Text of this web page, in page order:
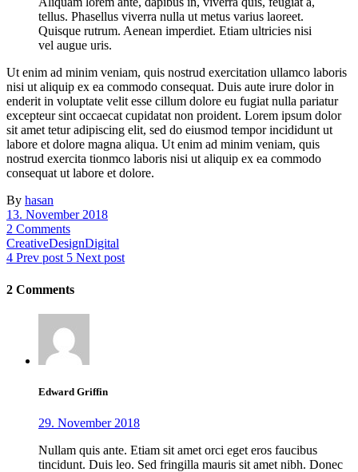
tellus. Phasellus viverra nulla ut metus varius laoreet.
Quisque rutrum. Aenean imperdiet. Etiam ultricies nisi
vel augue uris.
Ut enim ad minim veniam, quis nostrud exercitation ullamco laboris
nisi ut aliquip ex ea commodo consequat. Duis aute irure dolor in
enderit in voluptate velit esse cillum dolore eu fugiat nulla pariatur
excepteur sint occaecat cupidatat non proident. Lorem ipsum dolor
sit amet tetur adipiscing elit, sed do eiusmod tempor incididunt ut
labore et dolore magna aliqua. Ut enim ad minim veniam, quis
nostrud exercita tionmco laboris nisi ut aliquip ex ea commodo
consequat ut labore et dolore.
By hasan
13. November 2018
2 Comments
CreativeDesignDigital
Prev post
Next post
2 Comments
Edward Griffin
29. November 2018
Nullam quis ante. Etiam sit amet orci eget eros faucibus
tincidunt. Duis leo. Sed fringilla mauris sit amet nibh. Donec